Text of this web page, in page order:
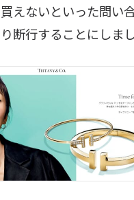
えないといった問い
断行することにしまし